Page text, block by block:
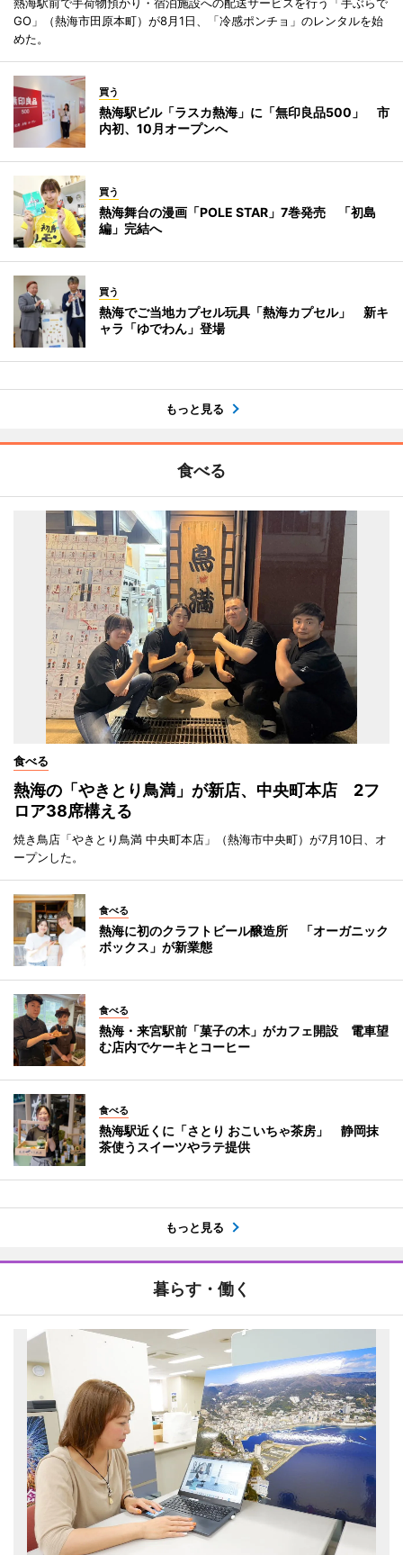
GO」（熱海市田原本町）が8月1日、「冷感ポンチョ」のレンタルを始
めた。
買う
熱海駅ビル「ラスカ熱海」に「無印良品500」 市
内初、10月オープンへ
買う
熱海舞台の漫画「POLE STAR」7巻発売 「初島
編」完結へ
買う
熱海でご当地カプセル玩具「熱海カプセル」 新キ
ャラ「ゆでわん」登場
もっと見る
食べる
食べる
熱海の「やきとり鳥満」が新店、中央町本店 2フ
ロア38席構える
焼き鳥店「やきとり鳥満 中央町本店」（熱海市中央町）が7月10日、オ
ープンした。
食べる
熱海に初のクラフトビール醸造所 「オーガニック
ボックス」が新業態
食べる
熱海・来宮駅前「菓子の木」がカフェ開設 電車望
む店内でケーキとコーヒー
食べる
熱海駅近くに「さとり おこいちゃ茶房」 静岡抹
茶使うスイーツやラテ提供
もっと見る
暮らす・働く